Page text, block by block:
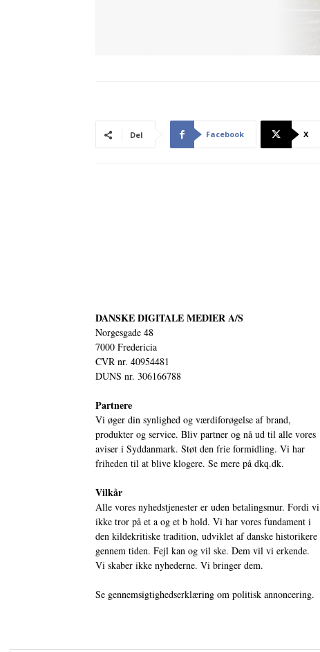
Del Facebook X
DANSKE DIGITALE MEDIER A/S
Norgesgade 48
7000 Fredericia
CVR nr. 40954481
DUNS nr. 306166788
Partnere
Vi øger din synlighed og værdiforøgelse af brand,
produkter og service. Bliv partner og nå ud til alle vores
aviser i Syddanmark. Støt den frie formidling. Vi har
friheden til at blive klogere. Se mere på dkq.dk.
Vilkår
Alle vores nyhedstjenester er uden betalingsmur. Fordi vi
ikke tror på et a og et b hold. Vi har vores fundament i
den kildekritiske tradition, udviklet af danske historikere
gennem tiden. Fejl kan og vil ske. Dem vil vi erkende.
Vi skaber ikke nyhederne. Vi bringer dem.
Se gennemsigtighedserklæring om politisk annoncering.